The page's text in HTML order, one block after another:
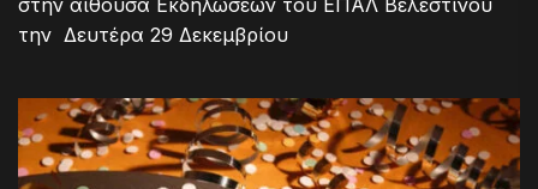
στην αίθουσα Εκδηλώσεων του ΕΠΑΛ Βελεστίνου
την Δευτέρα 29 Δεκεμβρίου